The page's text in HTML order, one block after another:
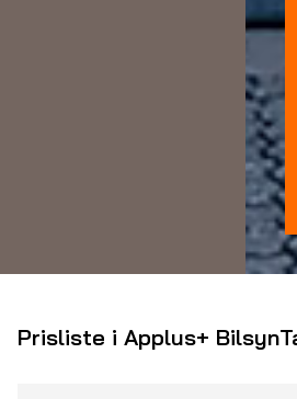
Prisliste i Applus+ Bilsyn